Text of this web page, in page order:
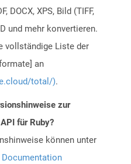
DOCX, XPS, Bild (TIFF,
und mehr konvertieren.
vollständige Liste der
an
total/).
zur
für Ruby?
können unter